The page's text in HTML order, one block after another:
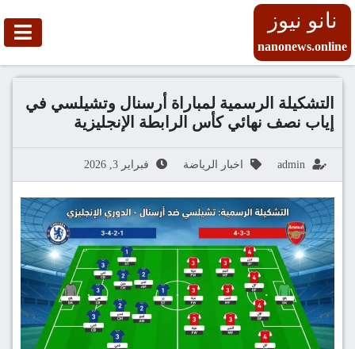
نانو نيوز
nanonews.online
التشكيلة الرسمية لمباراة أرسنال وتشيلسي في
إياب نصف نهائي كأس الرابطة الإنجليزية
admin اخبار الرياضة فبراير 3, 2026